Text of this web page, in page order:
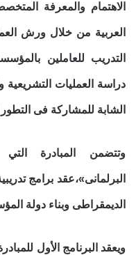
الاهتمام والمعرفة
العربية من خلال ورش
التدريب للعاملين
دراسة العمليات التشريعية
الشابة للمشاركة فى
وتتضمن المبادرة
البرلمانى»،عقد برامج
الديمقراطى وبناء دولة